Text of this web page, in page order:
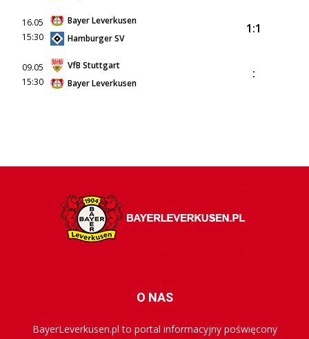
16.05
15:30
Bayer Leverkusen
Hamburger SV
1:1
09.05
15:30
VfB Stuttgart
Bayer Leverkusen
:
O NAS
BayerLeverkusen.pl to portal informacyjny poświęcony